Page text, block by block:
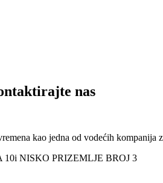
nas
kao jedna od vodećih kompanija
NISKO PRIZEMLJE BROJ 3